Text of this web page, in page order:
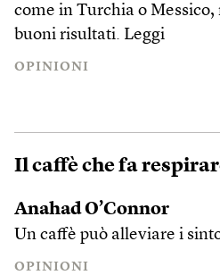
come in Turchia o Messico,
buoni risultati. Leggi
OPINIONI
Il caffè che fa
Anahad O’Connor
Un caffè può alleviare i
OPINIONI